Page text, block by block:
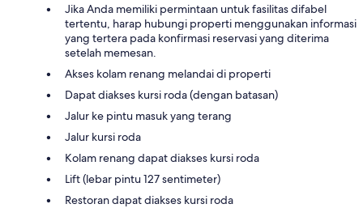
Jika Anda memiliki permintaan untuk fasilitas difabel
tertentu, harap hubungi properti menggunakan informasi
yang tertera pada konfirmasi reservasi yang diterima
setelah memesan.
Akses kolam renang melandai di properti
Dapat diakses kursi roda (dengan batasan)
Jalur ke pintu masuk yang terang
Jalur kursi roda
Kolam renang dapat diakses kursi roda
Lift (lebar pintu 127 sentimeter)
Restoran dapat diakses kursi roda